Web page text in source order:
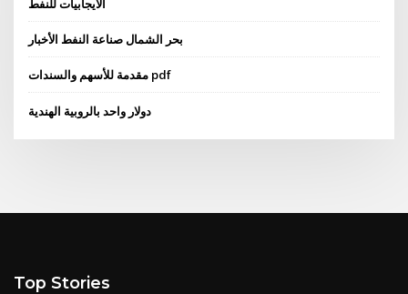
الايجابيات للنفط
بحر الشمال صناعة النفط الأخبار
مقدمة للأسهم والسندات pdf
دولار واحد بالروبية الهندية
Top Stories